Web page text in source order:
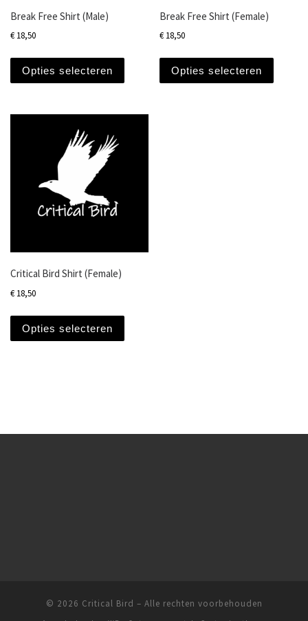
Break Free Shirt (Male)
€ 18,50
Opties selecteren
Dit product heeft meerdere variaties.
Break Free Shirt (Female)
€ 18,50
Opties selecteren
Dit
Critical Bird Shirt (Female)
€ 18,50
Opties selecteren
Dit product heeft meerdere variaties.
© 2026 Critical Bird – Alle rechten voorbehouden